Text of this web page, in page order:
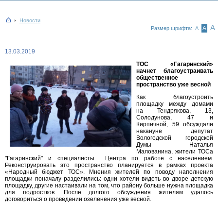
Новости
Размер шрифта: А А А
13.03.2019
ТОС «Гагаринский»
начнет благоустраивать
общественное
пространство уже весной
Как благоустроить
площадку между домами
на Тендрякова, 13,
Солодунова, 47 и
Кирпичной, 59 обсуждали
накануне депутат
Вологодской городской
Думы Наталья
Малованина, жители ТОСа
"Гагаринский" и специалисты Центра по работе с населением.
Реконструировать это пространство планируется в рамках проекта
«Народный бюджет ТОС». Мнения жителей по поводу наполнения
площадки поначалу разделились: одни хотели видеть во дворе детскую
площадку, другие настаивали на том, что району больше нужна площадка
для подростков. После долгого обсуждения жителям удалось
договориться о проведении озеленения уже весной.